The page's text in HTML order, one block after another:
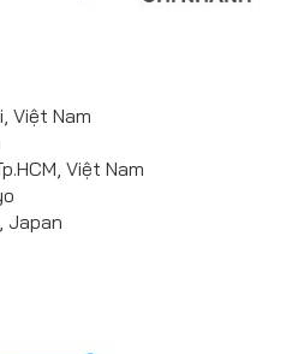
Việt Nam
Việt Nam
Japan